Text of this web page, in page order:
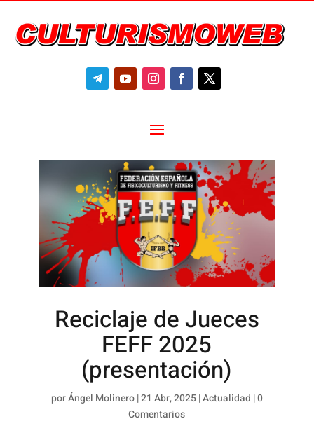
Reciclaje de Jueces
FEFF 2025
(presentación)
porÁngel Molinero|21 Abr, 2025|Actualidad |0
Comentarios